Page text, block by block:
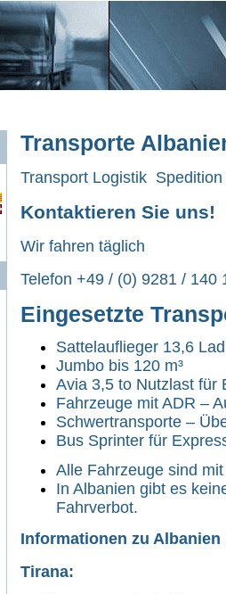
Transporte
Transport Logistik Spedition
Kontaktieren Sie uns!
Wir fahren täglich
Telefon +49 / (0) 9281 / 140
Eingesetzte
Sattelauflieger 13,6
Jumbo bis 120 m³
Avia 3,5 to Nutzlast für
Fahrzeuge mit ADR –
Schwertransporte –
Bus Sprinter für
Alle Fahrzeuge sind
In Albanien gibt es
Fahrverbot.
Informationen zu Albanien
Tirana: